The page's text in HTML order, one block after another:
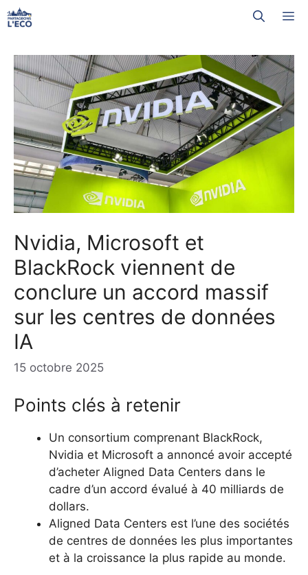
Aller
au
Nvidia, Microsoft et
BlackRock viennent de
conclure un accord massif
sur les centres de données
IA
15 octobre 2025
Points clés à retenir
Un consortium comprenant BlackRock,
Nvidia et Microsoft a annoncé avoir accepté
d’acheter Aligned Data Centers dans le
cadre d’un accord évalué à 40 milliards de
dollars.
Aligned Data Centers est l’une des sociétés
de centres de données les plus importantes
et à la croissance la plus rapide au monde.